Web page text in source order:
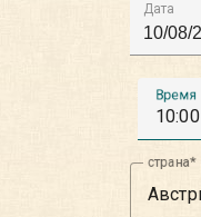
Дата
Время
10:00
страна